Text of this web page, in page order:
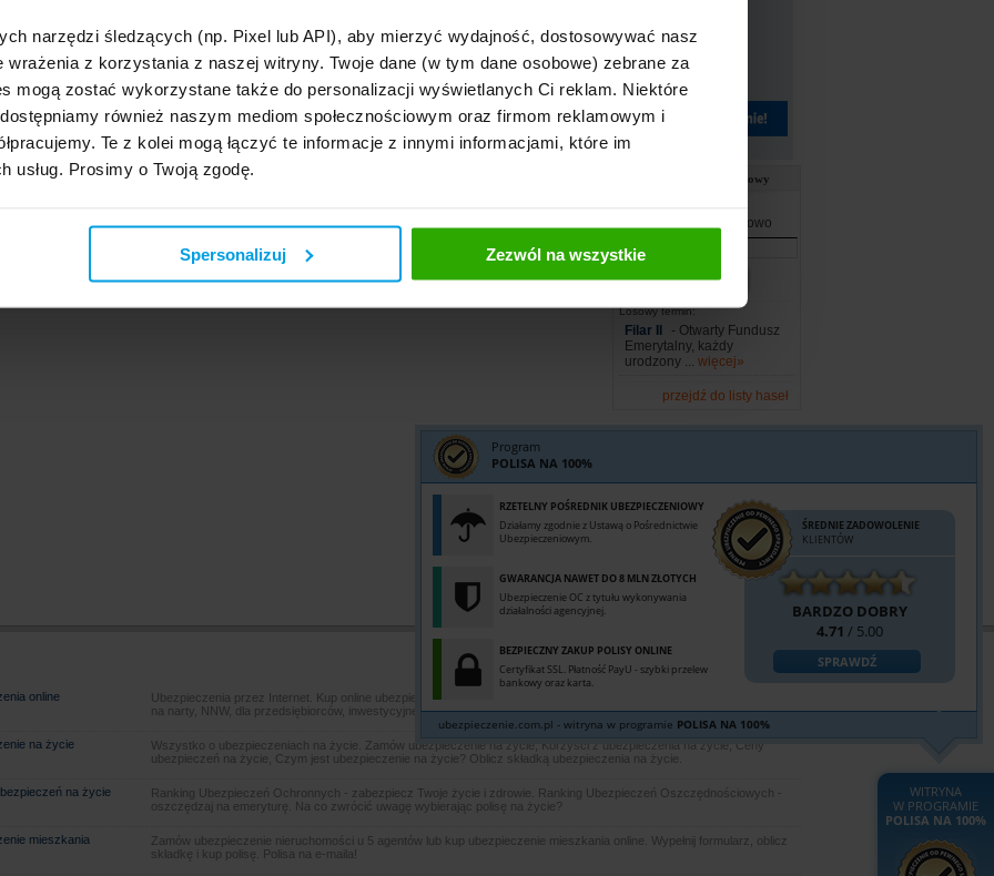
narzędzi śledzących (np. Pixel lub API), aby mierzyć wydajność, dostosowywać nasz
wrażenia z korzystania z naszej witryny. Twoje dane (w tym dane osobowe) zebrane za
mogą zostać wykorzystane także do personalizacji wyświetlanych Ci reklam. Niektóre
również naszym mediom społecznościowym oraz firmom reklamowym i
Te z kolei mogą łączyć te informacje z innymi informacjami, które im
usług. Prosimy o Twoją zgodę.
Spersonalizuj Zezwól na wszystkie
ubezpieczeďż˝ mieszkaniowych - porďż˝wnaj oferty i kup online!
« powrďż˝t do dziaďż˝u: Poradniki
« zapisz siďż˝ na Newsletter
0 [+] Dodaj swoją opinię [+] Forum
Słownik ubezpieczeniowy
Wpisz szukane słowo
Losowy termin:
Filar II
- Otwarty Fundusz
Emerytalny, każdy
urodzony ... więcej»
przejdź do listy haseł
online
Ubezpieczenia przez Internet. Kup online ubezpieczenie samochodu, na życie, zdrowotne, nieruchomości, na wakacje,
na narty, NNW, dla przedsiębiorców, inwestycyjne, ochrona prawna.
na życie
Wszystko o ubezpieczeniach na życie. Zamów ubezpieczenie na życie, Korzyści z ubezpieczenia na życie, Ceny
ubezpieczeń na życie, Czym jest ubezpieczenie na życie? Oblicz składką ubezpieczenia na życie.
na życie
Ranking Ubezpieczeń Ochronnych - zabezpiecz Twoje życie i zdrowie. Ranking Ubezpieczeń Oszczędnościowych -
oszczędzaj na emeryturę. Na co zwrócić uwagę wybierając polisę na życie?
mieszkania
Zamów ubezpieczenie nieruchomości u 5 agentów lub kup ubezpieczenie mieszkania online. Wypełnij formularz, oblicz
składkę i kup polisę. Polisa na e-maila!
WITRYNA
W PROGRAMIE
POLISA NA 100%
Program
POLISA NA 100%
RZETELNY POŚREDNIK UBEZPIECZENIOWY
Działamy zgodnie z Ustawą o Pośrednictwie
Ubezpieczeniowym.
GWARANCJA NAWET DO 8 MLN ZŁOTYCH
Ubezpieczenie OC z tytułu wykonywania
działalności agencyjnej.
BEZPIECZNY ZAKUP POLISY ONLINE
Certyfikat SSL. Płatność PayU - szybki przelew
bankowy oraz karta.
ŚREDNIE ZADOWOLENIE
KLIENTÓW
BARDZO DOBRY
4.71 / 5.00
SPRAWDŹ
ubezpieczenie.com.pl - witryna w programie POLISA NA 100%